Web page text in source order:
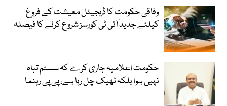
وفاقی حکومت کا ڈیجیٹل معیشت کے فروغ
کیلئے جدید آئی ٹی کورسز شروع کرنے کا فیصلہ
حکومت اعلامیہ جاری کرے کہ سسٹم تباہ
نہیں ہوا بلکہ ٹھیک چل رہا ہے، پی پی رہنما